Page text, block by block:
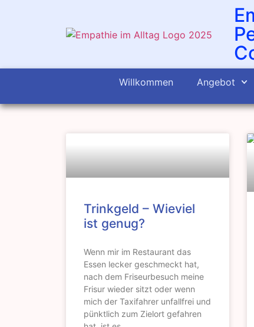
Willkommen Angebot
Trinkgeld – Wieviel
ist genug?
Wenn mir im Restaurant das
Essen lecker geschmeckt hat,
nach dem Friseurbesuch meine
Frisur wieder sitzt oder wenn
mich der Taxifahrer unfallfrei und
pünktlich zum Zielort gefahren